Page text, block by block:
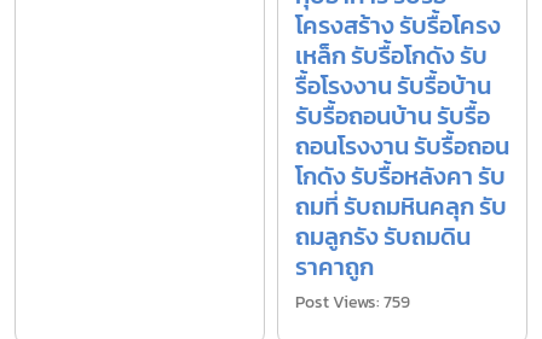
โครงสร้าง รับรื้อโครง
เหล็ก รับรื้อโกดัง รับ
รื้อโรงงาน รับรื้อบ้าน
รับรื้อถอนบ้าน รับรื้อ
ถอนโรงงาน รับรื้อถอน
โกดัง รับรื้อหลังคา รับ
ถมที่ รับถมหินคลุก รับ
ถมลูกรัง รับถมดิน
ราคาถูก
Post Views: 759